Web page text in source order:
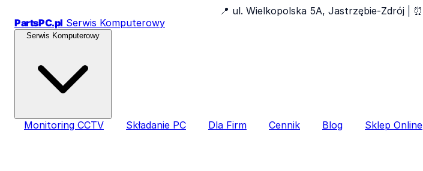
📍 ul. Wielkopolska 5A, Jastrzębie-Zdrój ⏰
PartsPC.pl Serwis Komputerowy
Serwis Komputerowy
Monitoring CCTV Składanie PC Dla Firm Cennik Blog Sklep Online